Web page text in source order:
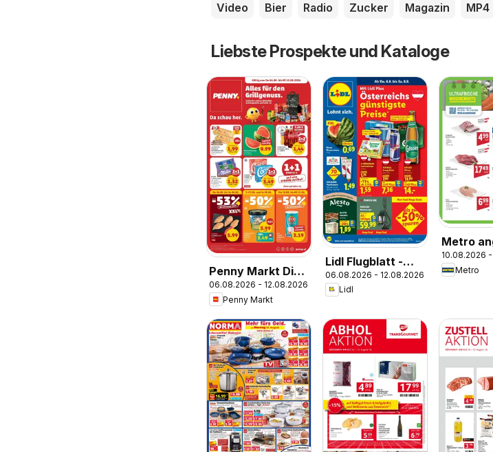
Video Bier Radio Zucker Magazin MP4
Liebste Prospekte und Kataloge
Penny Markt Die
ganze Woche
sparen
06.08.2026 - 12.08.2026
Penny Markt
Lidl Flugblatt -
Wien,
Langenzersdorf,
06.08.2026 - 12.08.2026
Lidl
Metro
10.08.2026
Metro